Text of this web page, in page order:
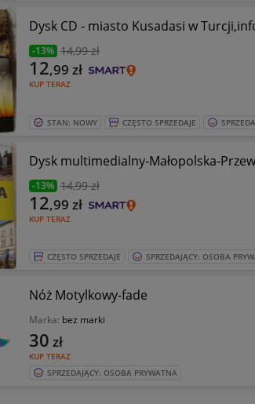
Dysk CD - miasto Kusadasi w
-13% 14,99 zł
KUP TERAZ
12,99 zł
STAN: NOWY CZĘSTO SPRZEDAJE
Dysk multimedialny-Małopolska-
-13% 14,99 zł
KUP TERAZ
12,99 zł
CZĘSTO SPRZEDAJE SPRZEDAJĄCY: OSOBA
Nóż Motylkowy-fade
Marka: bez marki
KUP TERAZ
30 zł
SPRZEDAJĄCY: OSOBA PRYWATNA